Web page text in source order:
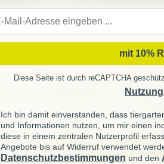
mit 10%
Diese Seite ist durch reCAPTCHA
Ich bin damit einverstanden, dass
und Informationen nutzen, um mir einen
diese in einem zentralen Nutzerprofil
Angebote bis auf Widerruf verwendet
Datenschutzbestimmungen und den